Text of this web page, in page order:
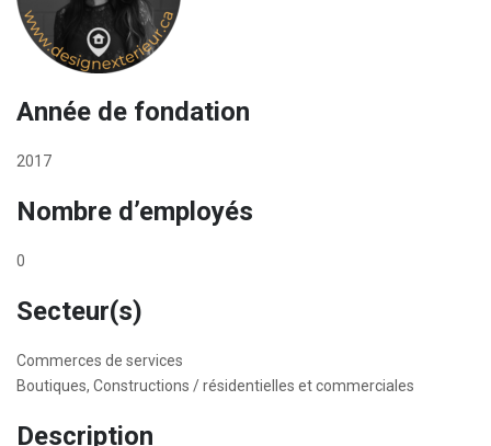
Année de fondation
2017
Nombre d’employés
0
Secteur(s)
Commerces de services
Boutiques, Constructions / résidentielles et commerciales
Description